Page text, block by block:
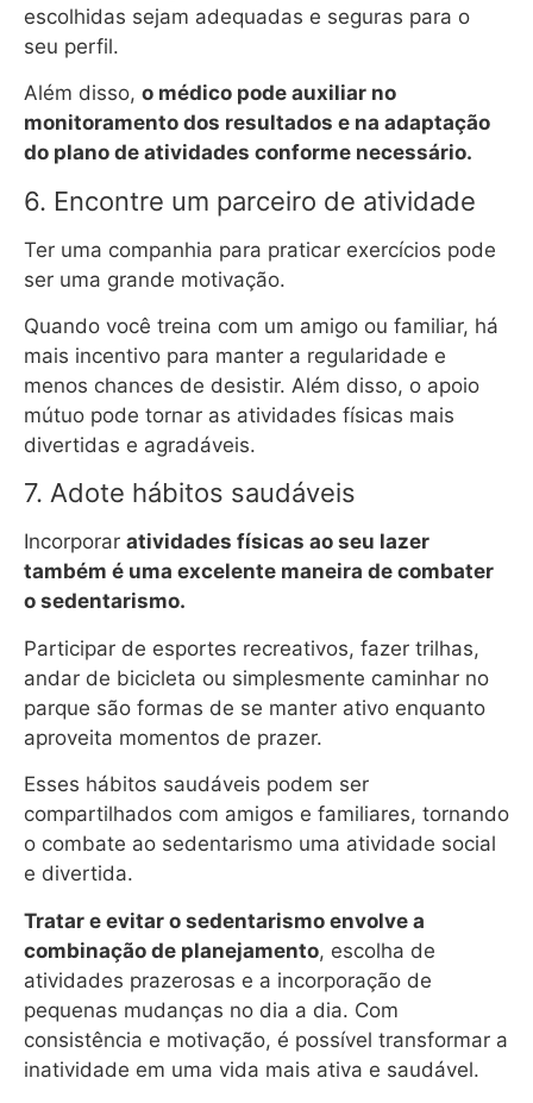
escolhidas sejam adequadas e seguras para o
seu perfil.
Além disso, o médico pode auxiliar no
monitoramento dos resultados e na adaptação
do plano de atividades conforme necessário.
6. Encontre um parceiro de atividade
Ter uma companhia para praticar exercícios pode
ser uma grande motivação.
Quando você treina com um amigo ou familiar, há
mais incentivo para manter a regularidade e
menos chances de desistir. Além disso, o apoio
mútuo pode tornar as atividades físicas mais
divertidas e agradáveis.
7. Adote hábitos saudáveis
Incorporar atividades físicas ao seu lazer
também é uma excelente maneira de combater
o sedentarismo.
Participar de esportes recreativos, fazer trilhas,
andar de bicicleta ou simplesmente caminhar no
parque são formas de se manter ativo enquanto
aproveita momentos de prazer.
Esses hábitos saudáveis podem ser
compartilhados com amigos e familiares, tornando
o combate ao sedentarismo uma atividade social
e divertida.
Tratar e evitar o sedentarismo envolve a
combinação de planejamento, escolha de
atividades prazerosas e a incorporação de
pequenas mudanças no dia a dia. Com
consistência e motivação, é possível transformar a
inatividade em uma vida mais ativa e saudável.